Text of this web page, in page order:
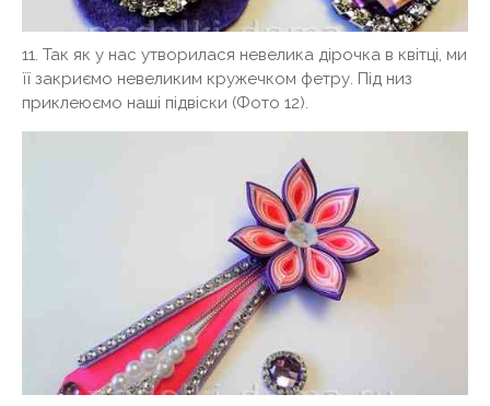
11. Так як у нас утворилася невелика дірочка в квітці, ми
її закриємо невеликим кружечком фетру. Під низ
приклеюємо наші підвіски (Фото 12).